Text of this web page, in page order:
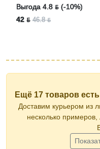
Выгода 4.8 ƃ (-10%)
42 ƃ 46.8 ƃ
Ещё 17 товаров
Доставим курьером из
несколько примеров,